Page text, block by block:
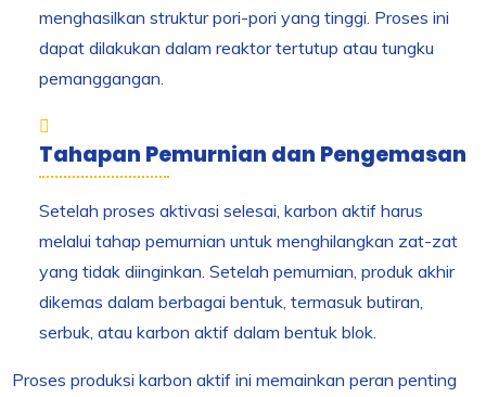
menghasilkan struktur pori-pori yang tinggi. Proses ini
dapat dilakukan dalam reaktor tertutup atau tungku
pemanggangan.
Tahapan Pemurnian dan Pengemasan
Setelah proses aktivasi selesai, karbon aktif harus
melalui tahap pemurnian untuk menghilangkan zat-zat
yang tidak diinginkan. Setelah pemurnian, produk akhir
dikemas dalam berbagai bentuk, termasuk butiran,
serbuk, atau karbon aktif dalam bentuk blok.
Proses produksi karbon aktif ini memainkan peran penting